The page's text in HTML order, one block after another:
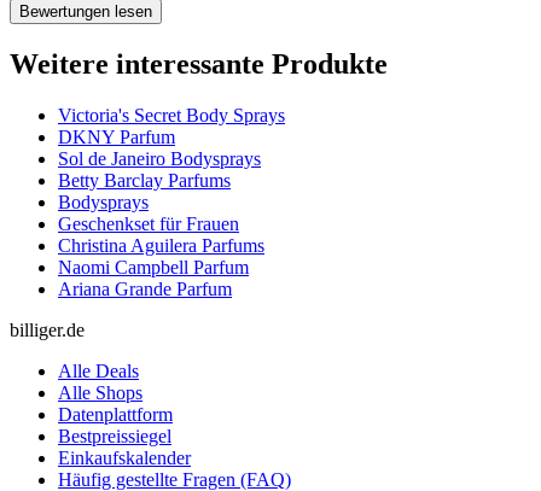
Bewertungen lesen
Weitere interessante Produkte
Victoria's Secret Body Sprays
DKNY Parfum
Sol de Janeiro Bodysprays
Betty Barclay Parfums
Bodysprays
Geschenkset für Frauen
Christina Aguilera Parfums
Naomi Campbell Parfum
Ariana Grande Parfum
billiger.de
Alle Deals
Alle Shops
Datenplattform
Bestpreissiegel
Einkaufskalender
Häufig gestellte Fragen (FAQ)